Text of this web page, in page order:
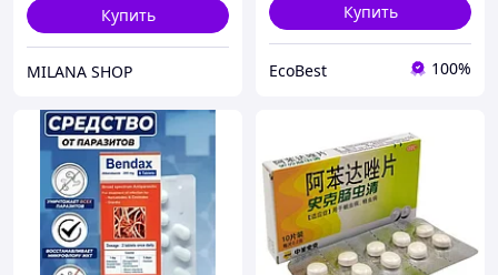
Купить
MILANA SHOP
Купить
EcoBest 100%